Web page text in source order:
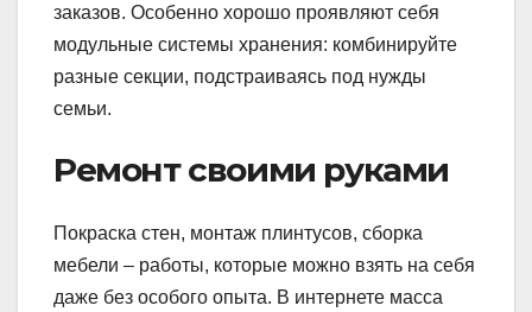
заказов. Особенно хорошо проявляют себя
модульные системы хранения: комбинируйте
разные секции, подстраиваясь под нужды
семьи.
Ремонт своими руками
Покраска стен, монтаж плинтусов, сборка
мебели – работы, которые можно взять на себя
даже без особого опыта. В интернете масса